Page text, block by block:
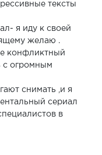
тексты
я иду к своей
желаю .
конфликтный
с огромным
снимать ,и я
сериал
в